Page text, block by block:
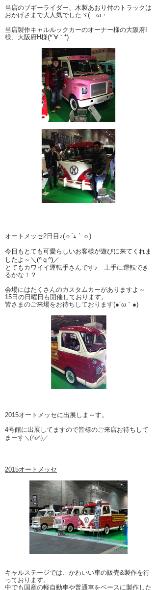
当店のブギーライダー、木製あおり付のトラックは
おかげさまで大人気でしたヾ(ゝω・
当店製作キャルルックカーのオーナー様の大阪府I
様、大阪府H様(*´∀｀*)
オートメッセ2日目♪(ｏ´ｪ｀ｏ)ゞ
今日もとても可愛らしいお客様が遊びに来てくれま
したよ～＼(^ｑ^)／
とてもカワイイ運転手さんです♪ 上手に運転でき
るかな！？
会場にはたくさんのカスタムカーがありますよ～
15日の日曜日も開催しております。
皆さまのご来場をお待ちしております(●´ω｀●)ゞ
2015オートメッセに出展しま～す。
4号館に出展してますので皆様のご来店お待ちして
まーす＼(^o^)／
2015オートメッセ
キャルステージでは、かわいい車の販売&製作を行
っております。
中でも国産の軽自動車や普通車をベースに製作した